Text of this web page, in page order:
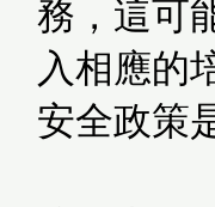
務，這可
入相應的
安全政策